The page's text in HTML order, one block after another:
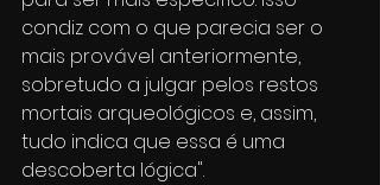
condiz com o que parecia ser o
mais provável anteriormente,
sobretudo a julgar pelos restos
mortais arqueológicos e, assim,
tudo indica que essa é uma
descoberta lógica".